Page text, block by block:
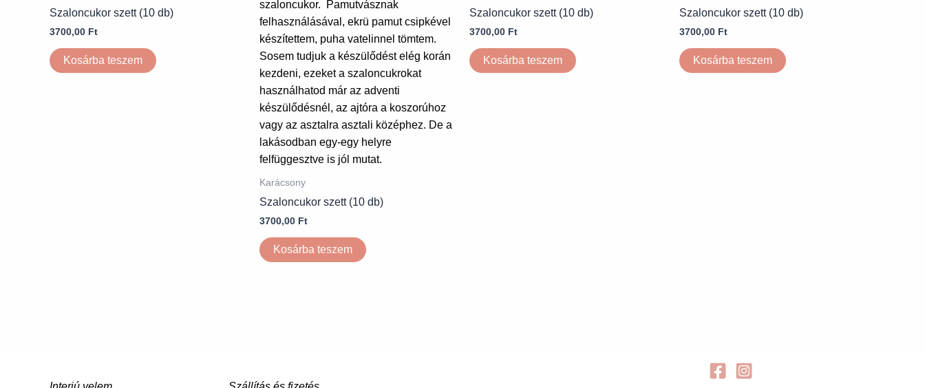
Szaloncukor szett (10 db)
3700,00 Ft
Kosárba teszem
Karácsony
Szaloncukor szett (10 db)
3700,00 Ft
Kosárba teszem
Szaloncukor szett (10 db)
3700,00 Ft
Kosárba teszem
Szaloncukor szett (10 db)
3700,00 Ft
Kosárba teszem